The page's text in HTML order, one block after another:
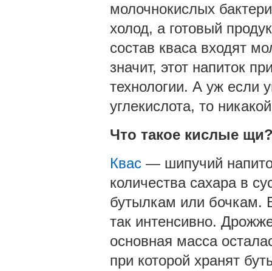
молочнокислых
холод, а готовый
состав кваса входят
значит, этот напиток
технологии. А уж если
углекислота, то
Что такое кислые
Квас— шипучий
количества сахара в
бутылкам или бочкам.
так интенсивно.
основная масса
при которой хранят